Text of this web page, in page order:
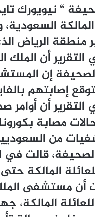
“ ﻧﻴﻮﻳﻮﺭﻙ
ﻣﻨﻄﻘﺔ ﺍﻟﺮﻳﺎﺽ
ﺍﻟﺘﻘﺮﻳﺮ ﺃﻥ
ﺇﻥ
ﺇﺻﺎﺑﺘﻬﻢ
ﺍﻟﺘﻘﺮﻳﺮ ﺃﻥ
ﻣﺼﺎﺑﺔ
ﻣﻦ
ﻗﺎﻟﺖ ﻓﻲ
ﺍﻟﻤﺎﻟﻜﺔ
ﺃﻥ ﻣﺴﺘﺸﻔﻰ